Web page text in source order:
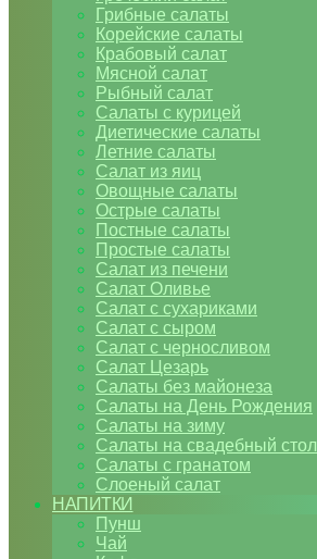
Грибные салаты
Корейские салаты
Крабовый салат
Мясной салат
Рыбный салат
Салаты с курицей
Диетические салаты
Летние салаты
Салат из яиц
Овощные салаты
Острые салаты
Постные салаты
Простые салаты
Салат из печени
Салат Оливье
Салат с сухариками
Салат с сыром
Салат с черносливом
Салат Цезарь
Салаты без майонеза
Салаты на День Рождения
Салаты на зиму
Салаты на свадебный стол
Салаты с гранатом
Слоеный салат
НАПИТКИ
Пунш
Чай